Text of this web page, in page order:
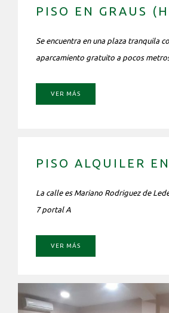
PISO EN GRAUS
Se encuentra en una plaza tranquila
aparcamiento gratuito a pocos
VER MÁS
PISO ALQUILER
La calle es Mariano Rodriguez de
7 portal A
VER MÁS